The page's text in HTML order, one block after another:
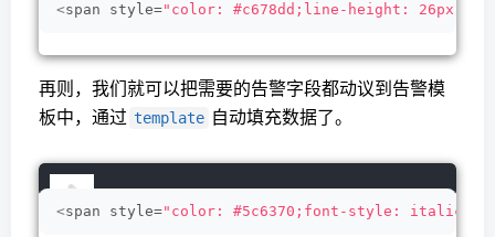
<span style="color: #c678dd;line-height: 26px;"
再则，我们就可以把需要的告警字段都动议到告警模
板中，通过 template 自动填充数据了。
<span style="color: #5c6370;font-style: